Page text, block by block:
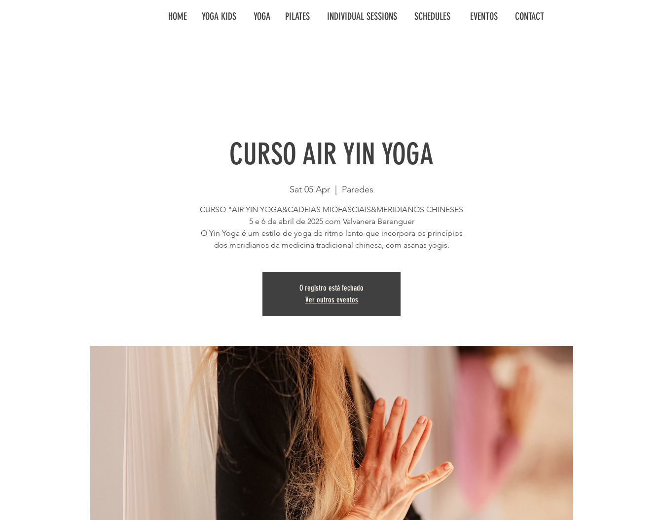
HOME YOGA KIDS YOGA PILATES INDIVIDUAL SESSIONS SCHEDULES EVENTOS CONTACT
CURSO AIR YIN YOGA
Sat 05 Apr Paredes
CURSO "AIR YIN YOGA&CADEIAS MIOFASCIAIS&MERIDIANOS CHINESES
5 e 6 de abril de 2025 com Valvanera Berenguer
O Yin Yoga é um estilo de yoga de ritmo lento que incorpora os princípios
dos meridianos da medicina tradicional chinesa, com asanas yogis.
O registro está fechado
Ver outros eventos